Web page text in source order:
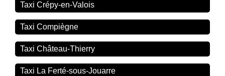
Taxi Crépy-en-Valois
Taxi Compiègne
Taxi Château-Thierry
Taxi La Ferté-sous-Jouarre